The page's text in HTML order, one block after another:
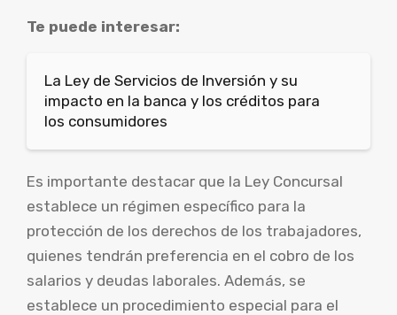
Te puede interesar:
La Ley de Servicios de Inversión y su
impacto en la banca y los créditos para
los consumidores
Es importante destacar que la Ley Concursal
establece un régimen específico para la
protección de los derechos de los trabajadores,
quienes tendrán preferencia en el cobro de los
salarios y deudas laborales. Además, se
establece un procedimiento especial para el